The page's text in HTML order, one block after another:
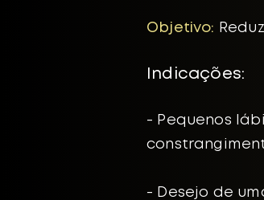
Objetivo:
​Indicações:
- Pequenos
- Desejo de